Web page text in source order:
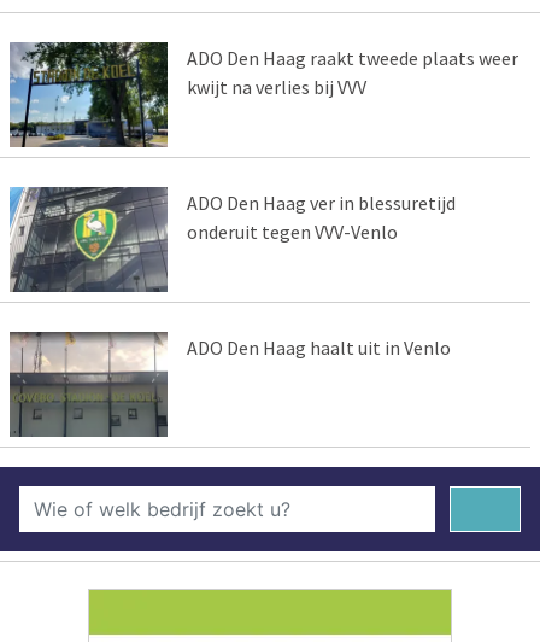
ADO Den Haag raakt tweede plaats weer
kwijt na verlies bij VVV
ADO Den Haag ver in blessuretijd
onderuit tegen VVV-Venlo
ADO Den Haag haalt uit in Venlo